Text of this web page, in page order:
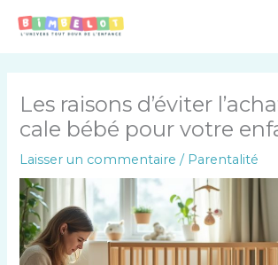
Les raisons d’éviter
cale bébé pour votre
Laisser un commentaire / Parentalité